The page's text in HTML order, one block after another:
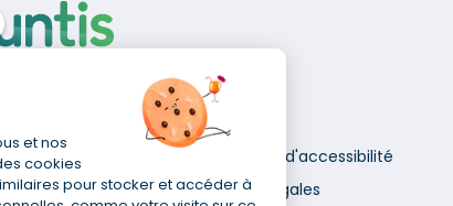
et nos
cookies
pour stocker et accéder à
?
Déclaration d'accessibilité
Mentions légales